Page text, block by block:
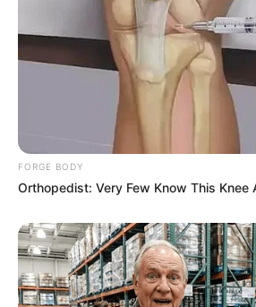
เรื่องที่ต้องระวัง มีเรื่องเสียเงิ
ซ่อมแซม
เคล็ดลับเสริมดวง:สวดมนต์ไ
อุปสรรคทั้งหลายทั้งปวง ใส่บา
พระพุทธรูปปางสมาธิ
โดย อ.คฑา ชินบัญชร
FORGE BODY
Orthopedist: Very Few Know This Knee